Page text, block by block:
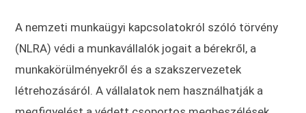
A nemzeti munkaügyi kapcsolatokról szóló törvény
(NLRA) védi a munkavállalók jogait a bérekről, a
munkakörülményekről és a szakszervezetek
létrehozásáról. A vállalatok nem használhatják a